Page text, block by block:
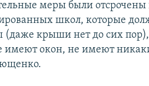
меры были
школ, которые
крыши нет до сих
имеют окон, не имеют